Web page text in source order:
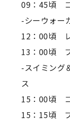
09：45頃
-シーウォー
12：00頃
13：00頃
-スイミング
ス
15：00頃
15：15頃